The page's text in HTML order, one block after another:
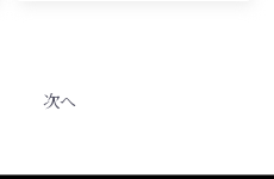
次へ